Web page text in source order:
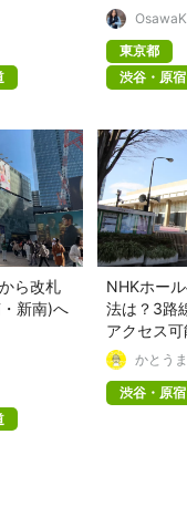
東京都
渋谷・原
ら改札
新南)へ
NHKホー
法は？3路
アクセス可
かとう
渋谷・原